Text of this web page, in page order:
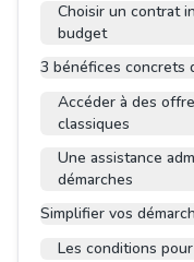
Choisir un contrat
budget
3 bénéfices concrets
Accéder à des
classiques
Une assistance
démarches
Simplifier vos
Les conditions